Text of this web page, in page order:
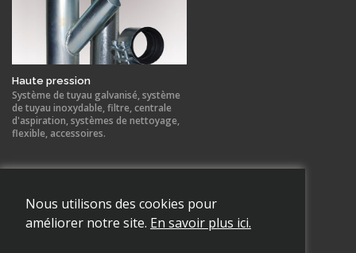
Nous utilisons des cookies pour
améliorer notre site. En savoir plus ici.
Haute pression
Système de tuyau galvanisé, système
de tuyau inoxydable, filtre, centrale
d'aspiration, systèmes de nettoyage,
flexible, accessoires.
NEWS